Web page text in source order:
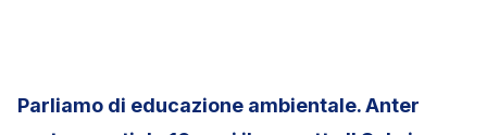
Parliamo di educazione ambientale. Anter